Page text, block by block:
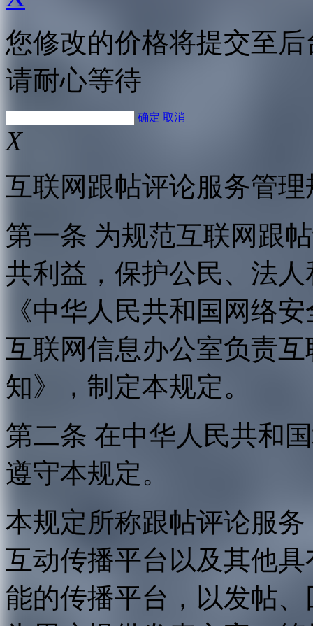
您修改的价格将提交至
请耐心等待
确定 取消
X
互联网跟帖评论服务管理
第一条 为规范互联网跟
共利益，保护公民、法
《中华人民共和国网络
互联网信息办公室负责
知》，制定本规定。
第二条 在中华人民共和
遵守本规定。
本规定所称跟帖评论服
互动传播平台以及其他
能的传播平台，以发帖